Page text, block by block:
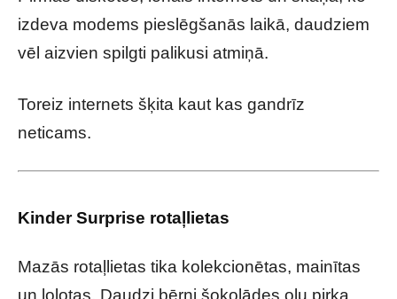
izdeva modems pieslēgšanās laikā, daudziem
vēl aizvien spilgti palikusi atmiņā.
Toreiz internets šķita kaut kas gandrīz
neticams.
Kinder Surprise rotaļlietas
Mazās rotaļlietas tika kolekcionētas, mainītas
un lolotas. Daudzi bērni šokolādes olu pirka